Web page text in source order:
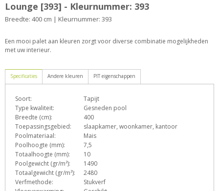
Lounge [393] - Kleurnummer: 393
Breedte: 400 cm | Kleurnummer: 393
Een mooi palet aan kleuren zorgt voor diverse combinatie mogelijkheden
met uw interieur.
Specificaties
Soort:
Tapijt
Type kwaliteit:
Gesneden pool
Breedte (cm):
400
Toepassingsgebied:
slaapkamer, woonkamer, kantoor
Poolmateriaal:
Mais
Poolhoogte (mm):
7,5
Totaalhoogte (mm):
10
Poolgewicht (gr/m²):
1490
Totaalgewicht (gr/m²):
2480
Verfmethode:
Stukverf
Andere kleuren PIT eigenschappen
D eG h
opqs